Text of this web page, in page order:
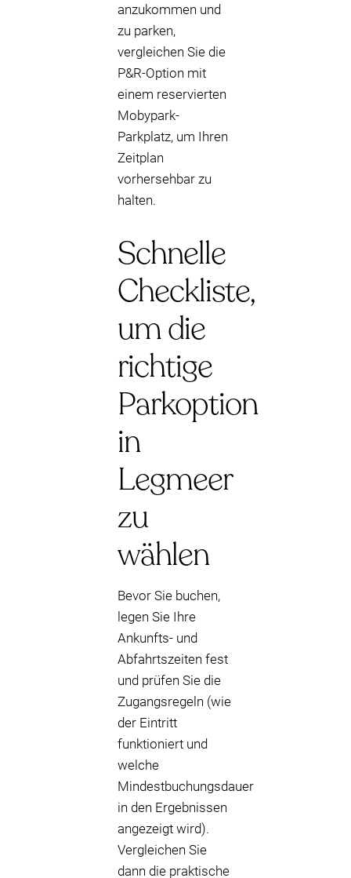
anzukommen und
zu parken,
vergleichen Sie die
P&R-Option mit
einem reservierten
Mobypark-
Parkplatz, um Ihren
Zeitplan
vorhersehbar zu
halten.
Schnelle
Checkliste,
um die
richtige
Parkoption
in
Legmeer
zu
wählen
Bevor Sie buchen,
legen Sie Ihre
Ankunfts- und
Abfahrtszeiten fest
und prüfen Sie die
Zugangsregeln (wie
der Eintritt
funktioniert und
welche
Mindestbuchungsdauer
in den Ergebnissen
angezeigt wird).
Vergleichen Sie
dann die praktische